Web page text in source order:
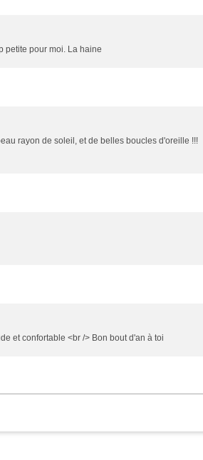
petite pour moi. La haine
rayon de soleil, et de belles boucles d'oreille !!!
et confortable <br /> Bon bout d'an à toi